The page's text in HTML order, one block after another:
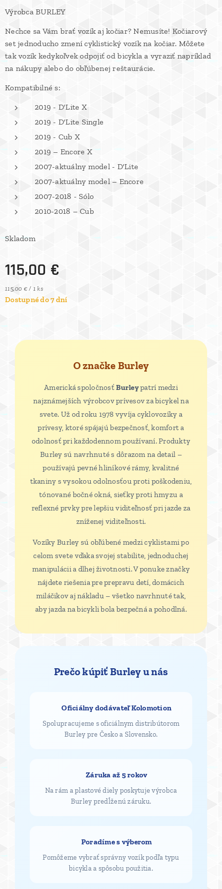
Výrobca BURLEY
Nechce sa Vám brať vozík aj kočiar? Nemusíte! Kočiarový
set jednoducho zmení cyklistický vozík na kočiar. Môžete
tak vozík kedykoľvek odpojiť od bicykla a vyraziť napríklad
na nákupy alebo do obľúbenej reštaurácie.
Kompatibilné s:
2019 - D'Lite X
2019 - D'Lite Single
2019 - Cub X
2019 – Encore X
2007-aktuálny model - D'Lite
2007-aktuálny model – Encore
2007-2018 - Sólo
2010-2018 – Cub
Skladom
115,00 €
115,00 € / 1 ks
Dostupné do 7 dní
O značke Burley
Americká spoločnosťBurleypatrí medzi
najznámejších výrobcov prívesov za bicykel na
svete. Už od roku 1978 vyvíja cyklovozíky a
prívesy, ktoré spájajú bezpečnosť, komfort a
odolnosť pri každodennom používaní. Produkty
Burley sú navrhnuté s dôrazom na detail –
používajú pevné hliníkové rámy, kvalitné
tkaniny s vysokou odolnosťou proti poškodeniu,
tónované bočné okná, sieťky proti hmyzu a
reflexné prvky pre lepšiu viditeľnosť pri jazde za
zníženej viditeľnosti.
Vozíky Burley sú obľúbené medzi cyklistami po
celom svete vďaka svojej stabilite, jednoduchej
manipulácii a dlhej životnosti. V ponuke značky
nájdete riešenia pre prepravu detí, domácich
miláčikov aj nákladu – všetko navrhnuté tak,
aby jazda na bicykli bola bezpečná a pohodlná.
Prečo kúpiť Burley u nás
✅ Oficiálny dodávateľ Kolomotion
Spolupracujeme s oficiálnym distribútorom
Burley pre Česko a Slovensko.
✅ Záruka až 5 rokov
Na rám a plastové diely poskytuje výrobca
Burley predĺženú záruku.
✅ Poradíme s výberom
Pomôžeme vybrať správny vozík podľa typu
bicykla a spôsobu použitia.